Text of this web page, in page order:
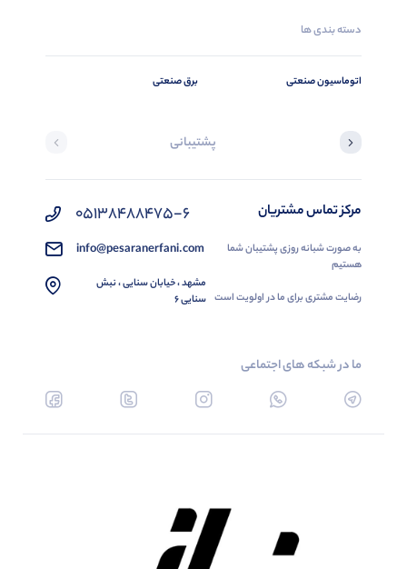
دسته بندی ها
اتوماسیون صنعتی برق صنعتی
پشتیبانی
مرکز تماس مشتریان
به صورت شبانه روزی پشتیبان شما
هستیم
رضایت مشتری برای ما در اولویت است
05138488475-6
info@pesaranerfani.com
مشهد ، خیابان سنایی ، نبش
سنایی 6
ما در شبکه های اجتماعی